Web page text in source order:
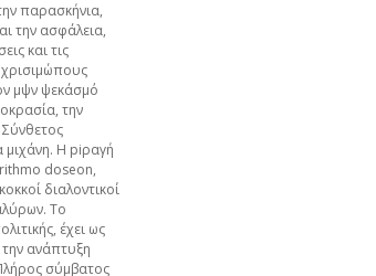
παρασκήνια,
την ασφάλεια,
και τις
μψν ψεκάσμό
την
μιχάνη. Η piραγή
doseon,
διαλοντικοί
Το
έχει ως
την ανάπτυξη
σύμβατος